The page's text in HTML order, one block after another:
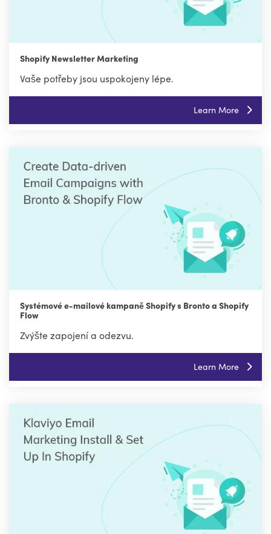
Shopify Newsletter Marketing
Vaše potřeby jsou uspokojeny lépe.
Learn More
Systémové e-mailové kampaně Shopify s Bronto a Shopify
Flow
Zvýšte zapojení a odezvu.
Learn More